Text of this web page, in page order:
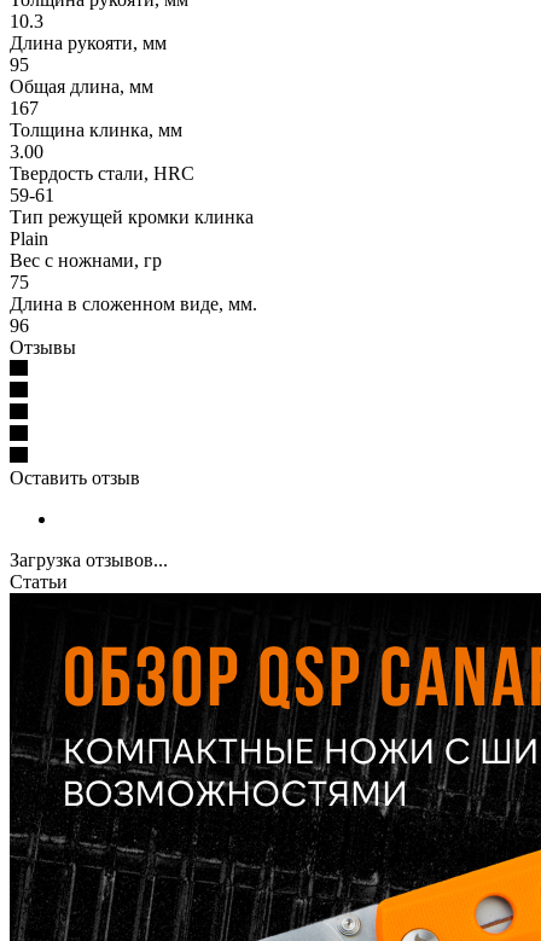
10.3
Длина рукояти, мм
95
Общая длина, мм
167
Толщина клинка, мм
3.00
Твердость стали, HRC
59-61
Тип режущей кромки клинка
Plain
Вес с ножнами, гр
75
Длина в сложенном виде, мм.
96
Отзывы
Оставить отзыв
Загрузка отзывов...
Статьи